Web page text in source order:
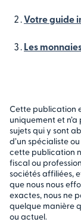
Votre guide
Les
Cette publication
uniquement et
sujets qui y sont
d’un spécialiste
cette publication
fiscal ou
sociétés affiliées,
que nous nous
exactes, nous ne
quelque manière
ou actuel.